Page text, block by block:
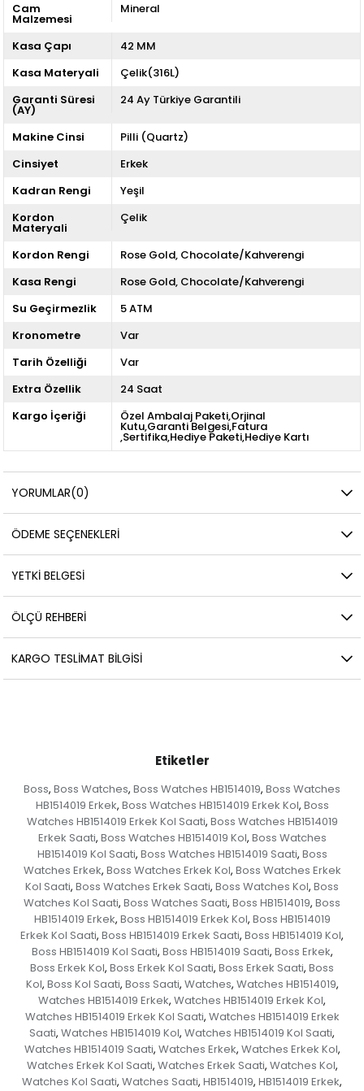
Cam
Malzemesi
Mineral
Kasa Çapı
42 MM
Kasa Materyali
Çelik(316L)
Garanti Süresi
(AY)
24 Ay Türkiye Garantili
Makine Cinsi
Pilli (Quartz)
Cinsiyet
Erkek
Kadran Rengi
Yeşil
Kordon
Materyali
Çelik
Kordon Rengi Rose Gold Chocolate/Kahverengi
Kasa Rengi
Rose Gold Chocolate/Kahverengi
Su Geçirmezlik
5 ATM
Kronometre
Var
Tarih Özelliği
Var
Extra Özellik
24 Saat
Kargo İçeriği
Özel Ambalaj Paketi,Orjinal
Kutu,Garanti Belgesi,Fatura
,Sertifika,Hediye Paketi,Hediye Kartı
YORUMLAR(0)
ÖDEME SEÇENEKLERI
YETKİ BELGESİ
ÖLÇÜ REHBERI
KARGO TESLIMAT BILGISI
Etiketler
Boss, Boss Watches, Boss Watches HB1514019, Boss Watches
HB1514019 Erkek, Boss Watches HB1514019 Erkek Kol, Boss
Watches HB1514019 Erkek Kol Saati, Boss Watches HB1514019
Erkek Saati, Boss Watches HB1514019 Kol, Boss Watches
HB1514019 Kol Saati, Boss Watches HB1514019 Saati, Boss
Watches Erkek, Boss Watches Erkek Kol, Boss Watches Erkek
Kol Saati, Boss Watches Erkek Saati, Boss Watches Kol, Boss
Watches Kol Saati, Boss Watches Saati, Boss HB1514019, Boss
HB1514019 Erkek, Boss HB1514019 Erkek Kol, Boss HB1514019
Erkek Kol Saati, Boss HB1514019 Erkek Saati, Boss HB1514019 Kol,
Boss HB1514019 Kol Saati, Boss HB1514019 Saati, Boss Erkek,
Boss Erkek Kol, Boss Erkek Kol Saati, Boss Erkek Saati, Boss
Kol, Boss Kol Saati, Boss Saati, Watches, Watches HB1514019,
Watches HB1514019 Erkek, Watches HB1514019 Erkek Kol,
Watches HB1514019 Erkek Kol Saati, Watches HB1514019 Erkek
Saati, Watches HB1514019 Kol, Watches HB1514019 Kol Saati,
Watches HB1514019 Saati, Watches Erkek, Watches Erkek Kol,
Watches Erkek Kol Saati, Watches Erkek Saati, Watches Kol,
Watches Kol Saati, Watches Saati, HB1514019, HB1514019 Erkek,